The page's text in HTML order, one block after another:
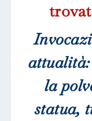
la
statua,